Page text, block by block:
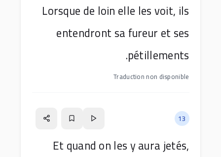
Lorsque de loin elle les voit, ils
entendront sa fureur et ses
pétillements.
Traduction non disponible
13
Et quand on les y aura jetés,